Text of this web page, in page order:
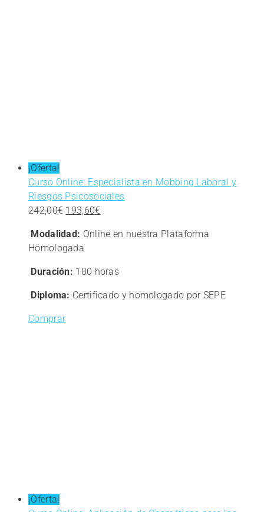
¡Oferta!
Curso Online: Especialista en Mobbing Laboral y
Riesgos Psicosociales
242,00€ El
original
era:
242,00€.
193,60€
actual
Modalidad: Online en nuestra Plataforma
Homologada
Duración: 180 horas
Diploma: Certificado y homologado por SEPE
Comprar
¡Oferta!